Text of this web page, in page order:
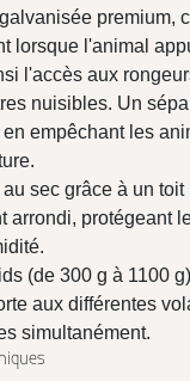
premium,
lorsque l'animal
l'accès aux
nuisibles. Un
empêchant les
sec grâce à un
arrondi, protégeant
(de 300 g à 1100
aux différentes
simultanément.